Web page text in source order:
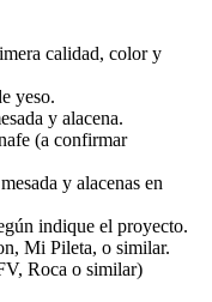
calidad, color y
yeso.
y alacena.
(a confirmar
y alacenas en
indique el proyecto.
Mi Pileta, o similar.
Roca o similar)